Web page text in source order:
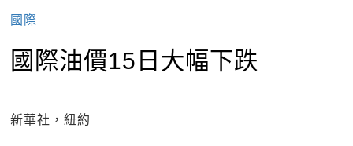
國際
國際油價15日大幅下跌
新華社，紐約